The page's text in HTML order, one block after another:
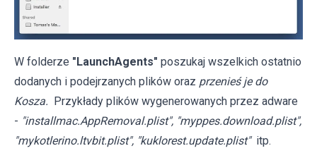
W folderze "LaunchAgents" poszukaj wszelkich ostatnio
dodanych i podejrzanych plików oraz przenieś je do
Kosza. Przykłady plików wygenerowanych przez adware
- "installmac.AppRemoval.plist", "myppes.download.plist",
"mykotlerino.ltvbit.plist", "kuklorest.update.plist" itp.